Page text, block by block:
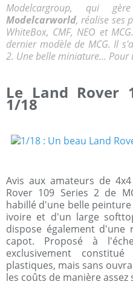
Modelcargroup, qui
Modelcarworld, réalise ses
WhiteBox, CMF, NEO et
dernier modèle de MCG. Il
2. Une belle miniature...
Le Land Rover
1/18
Avis aux amateurs de
Rover 109 Series 2 de
habillé d'une belle
ivoire et d'un large
dispose également
capot. Proposé à
exclusivement
plastiques, mais sans
les coûts de manière assez